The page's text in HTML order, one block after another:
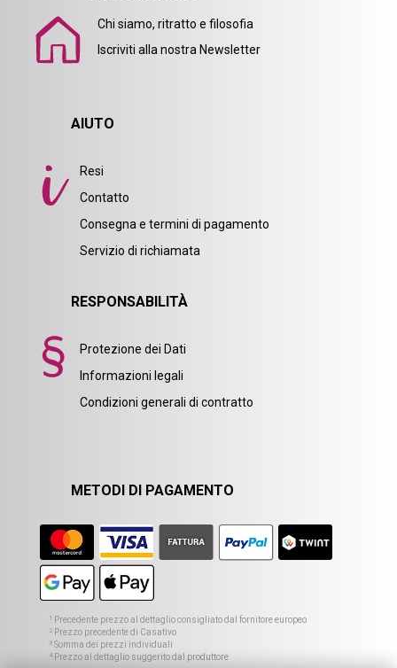
Chi siamo, ritratto e filosofia
Iscriviti alla nostra Newsletter
AIUTO
Resi
Contatto
Consegna e termini di pagamento
Servizio di richiamata
RESPONSABILITÀ
Protezione dei Dati
Informazioni legali
Condizioni generali di contratto
METODI DI PAGAMENTO
1 Precedente prezzo al dettaglio consigliato dal fornitore europeo
2 Prezzo precedente di Casativo
3 Somma dei prezzi individuali
4 Prezzo al dettaglio suggerito dal produttore